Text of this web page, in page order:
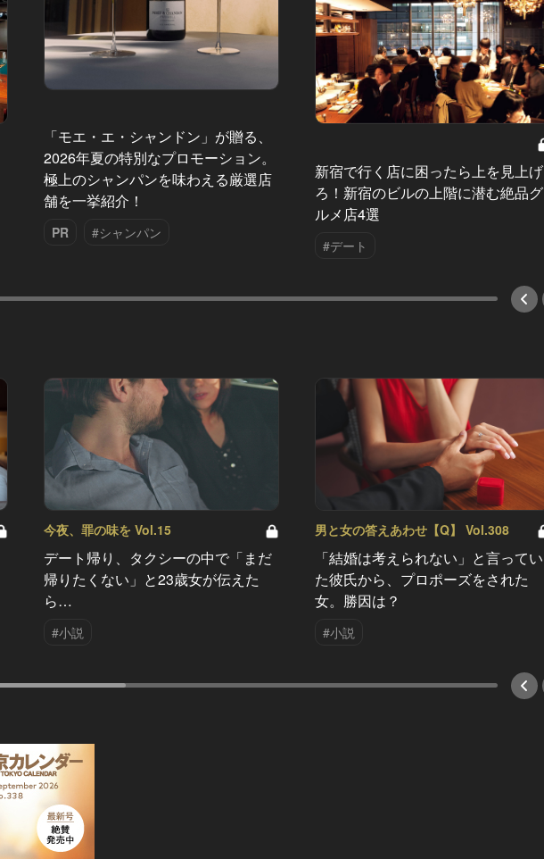
「モエ・エ・シャンドン」が贈る、
2026年夏の特別なプロモーション。
極上のシャンパンを味わえる厳選店
舗を一挙紹介！
PR #シャンパン
新宿で行く店に困ったら上を見上げ
ろ！新宿のビルの上階に潜む絶品グ
ルメ店4選
#デート
今夜、罪の味を Vol.15
デート帰り、タクシーの中で「まだ
帰りたくない」と23歳女が伝えた
ら…
#小説
男と女の答えあわせ【Q】 Vol.308
「結婚は考えられない」と言ってい
た彼氏から、プロポーズをされた
女。勝因は？
#小説